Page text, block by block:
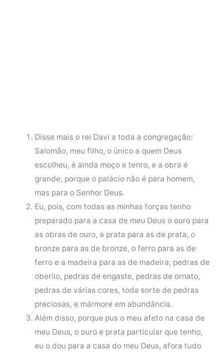
Disse mais o rei Davi a toda a congregação:
Salomão, meu filho, o único a quem Deus
escolheu, é ainda moço e tenro, e a obra é
grande, porque o palácio não é para homem,
mas para o Senhor Deus.
Eu, pois, com todas as minhas forças tenho
preparado para a casa de meu Deus o ouro para
as obras de ouro, a prata para as de prata, o
bronze para as de bronze, o ferro para as de
ferro e a madeira para as de madeira; pedras de
oberilo, pedras de engaste, pedras de ornato,
pedras de várias cores, toda sorte de pedras
preciosas, e mármore em abundância.
Além disso, porque pus o meu afeto na casa de
meu Deus, o ouro e prata particular que tenho,
eu o dou para a casa do meu Deus, afora tudo